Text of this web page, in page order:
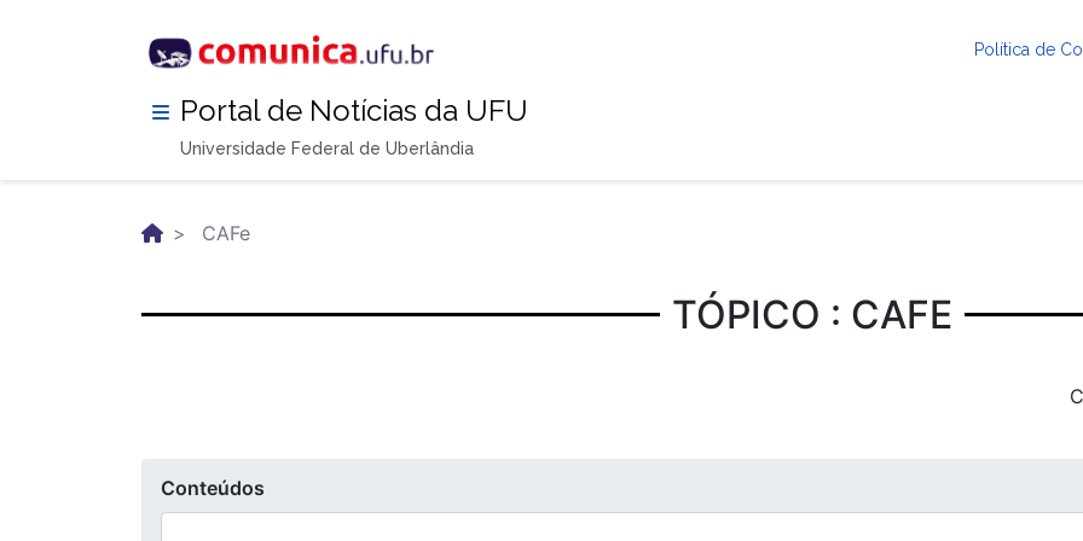
Política de
Portal de Notícias da UFU
Universidade Federal de Uberlândia
CAFe
TÓPICO : CAFE
Conteúdos